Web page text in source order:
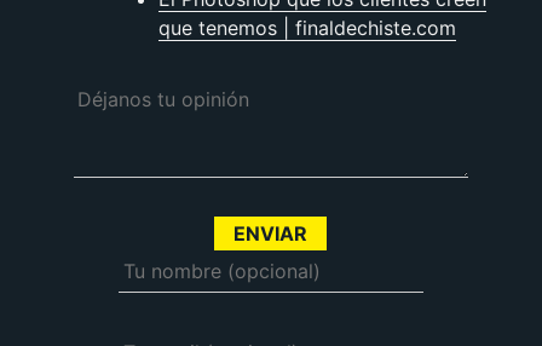
que tenemos | finaldechiste.com